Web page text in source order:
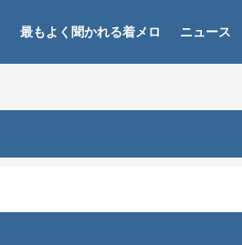
最もよく聞かれる着メロ ニュース